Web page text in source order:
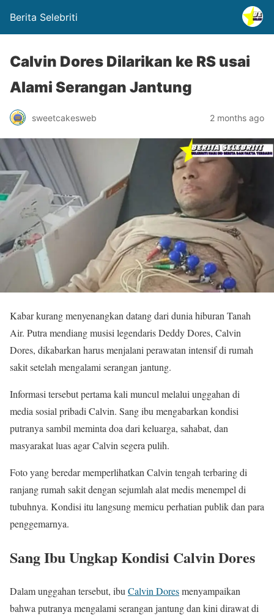
Berita Selebriti
Calvin Dores Dilarikan ke RS usai
Alami Serangan Jantung
sweetcakesweb 2 months ago
Kabar kurang menyenangkan datang dari dunia hiburan Tanah
Air. Putra mendiang musisi legendaris Deddy Dores, Calvin
Dores, dikabarkan harus menjalani perawatan intensif di rumah
sakit setelah mengalami serangan jantung.
Informasi tersebut pertama kali muncul melalui unggahan di
media sosial pribadi Calvin. Sang ibu mengabarkan kondisi
putranya sambil meminta doa dari keluarga, sahabat, dan
masyarakat luas agar Calvin segera pulih.
Foto yang beredar memperlihatkan Calvin tengah terbaring di
ranjang rumah sakit dengan sejumlah alat medis menempel di
tubuhnya. Kondisi itu langsung memicu perhatian publik dan para
penggemarnya.
Sang Ibu Ungkap Kondisi Calvin Dores
Dalam unggahan tersebut, ibu Calvin Doresmenyampaikan
bahwa putranya mengalami serangan jantung dan kini dirawat di